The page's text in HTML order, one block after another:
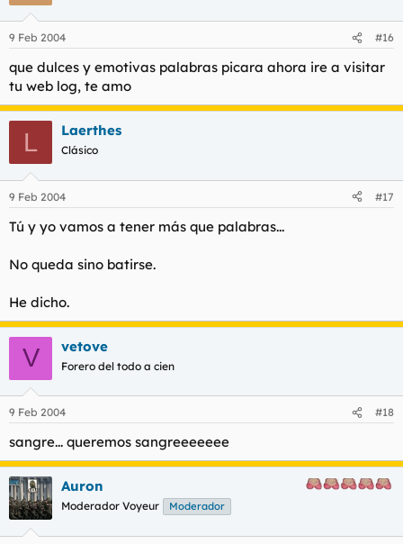
9 Feb 2004 #16
que dulces y emotivas palabras picara ahora ire a visitar
tu web log, te amo
L Laerthes
Clásico
9 Feb 2004 #17
Tú y yo vamos a tener más que palabras...
No queda sino batirse.
He dicho.
V vetove
Forero del todo a cien
9 Feb 2004 #18
sangre... queremos sangreeeeeee
Auron
Moderador Voyeur Moderador